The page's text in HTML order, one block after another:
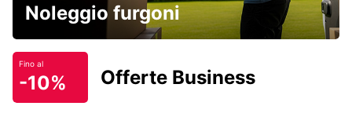
Noleggio furgoni
Fino al
-10% Offerte Business